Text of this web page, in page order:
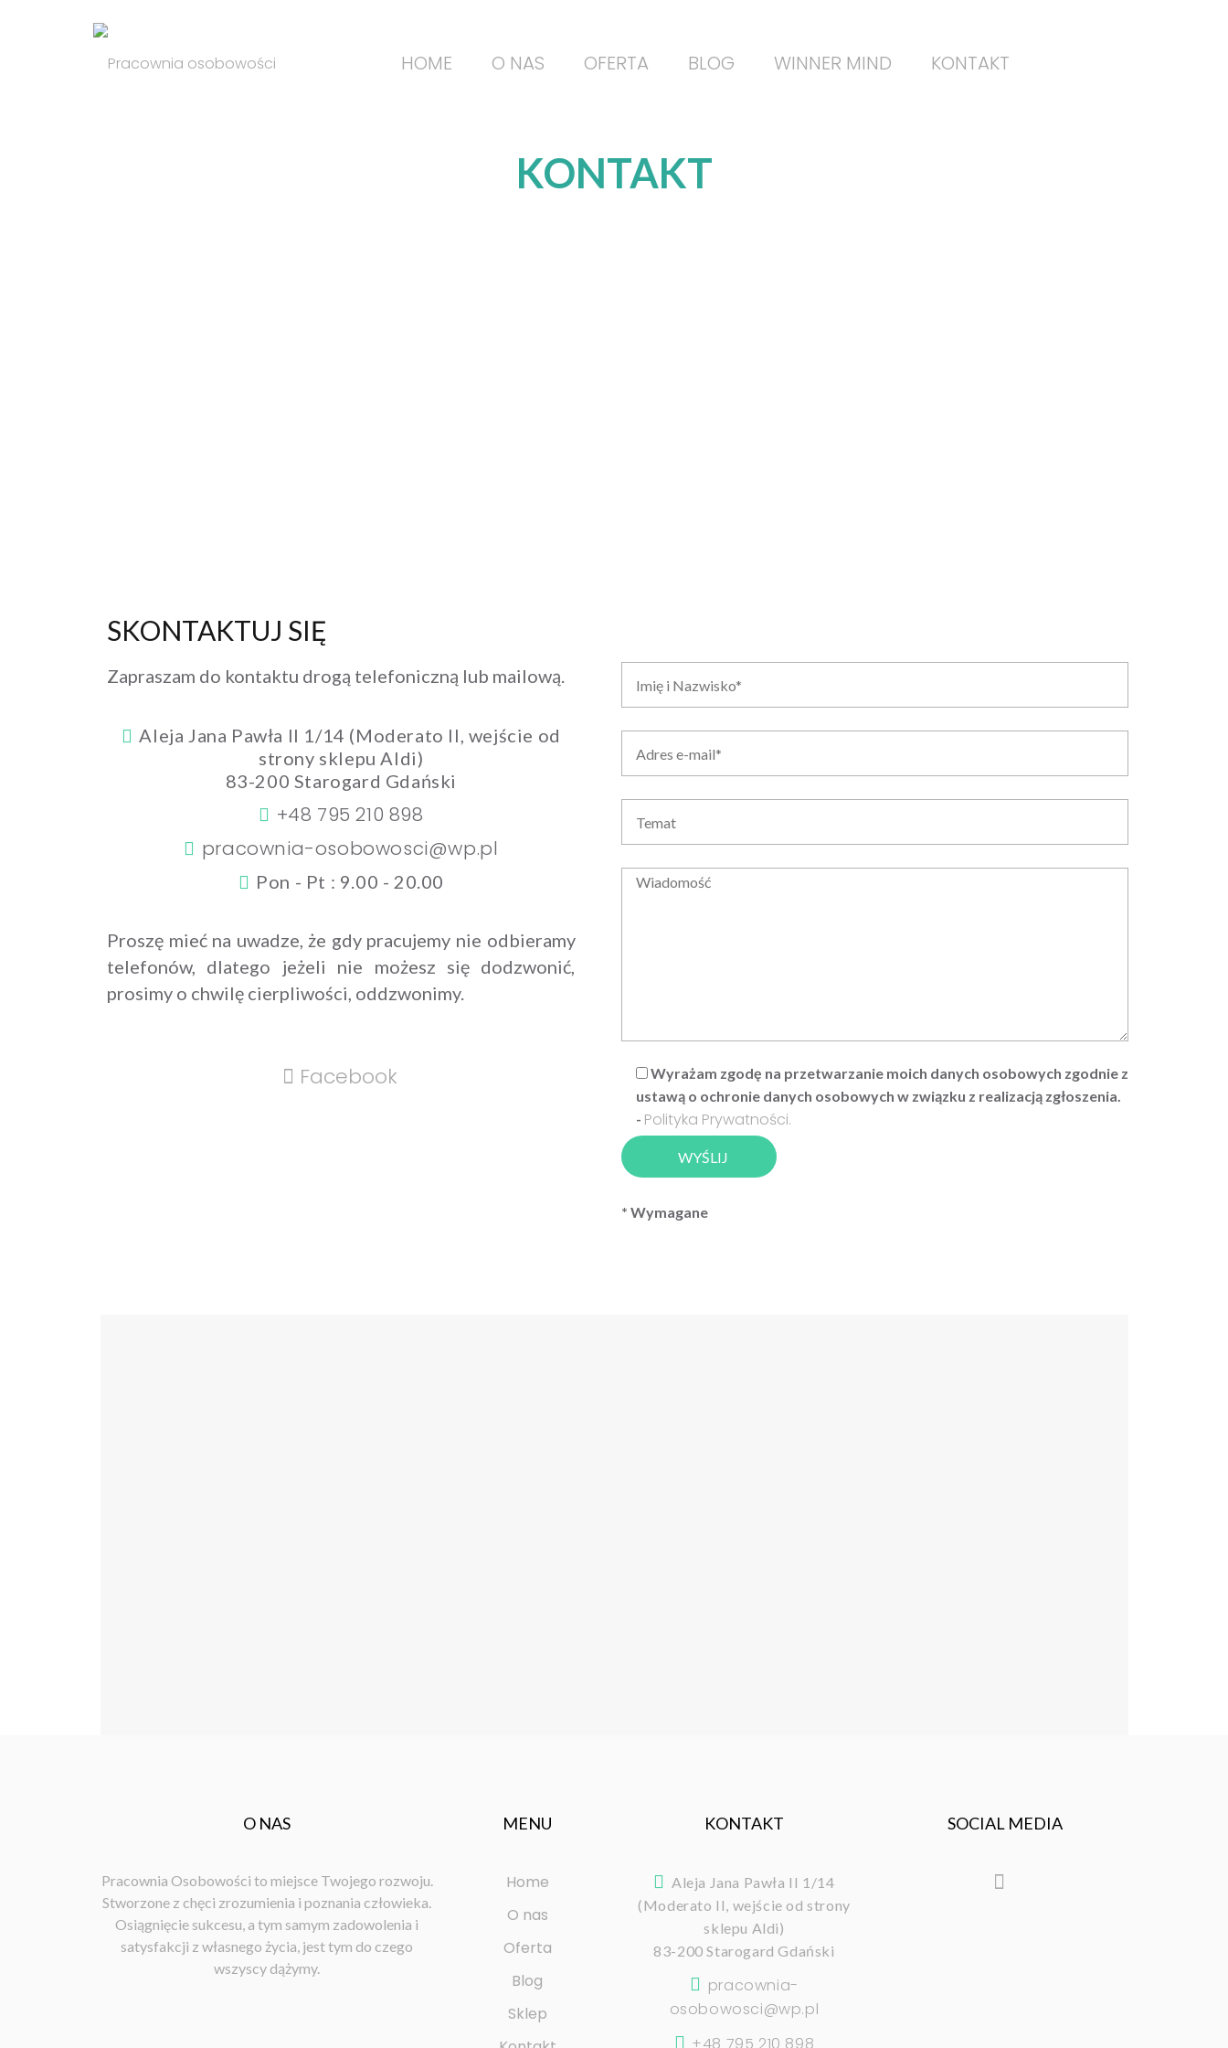
HOME O NAS OFERTA BLOG WINNER MIND KONTAKT
KONTAKT
SKONTAKTUJ SIĘ
Zapraszam do kontaktu drogą telefoniczną lub mailową.
Aleja Jana Pawła II 1/14 (Moderato II, wejście od
strony sklepu Aldi)
83-200 Starogard Gdański
+48 795 210 898
pracownia-osobowosci@wp.pl
Pon - Pt : 9.00 - 20.00
Proszę mieć na uwadze, że gdy pracujemy nie odbieramy
telefonów, dlatego jeżeli nie możesz się dodzwonić,
prosimy o chwilę cierpliwości, oddzwonimy.
Facebook
Wyrażam zgodę na przetwarzanie moich danych osobowych zgodnie z
ustawą o ochronie danych osobowych w związku z realizacją zgłoszenia.
- Polityka Prywatności.
* Wymagane
O NAS
Pracownia Osobowości to miejsce Twojego rozwoju.
Stworzone z chęci zrozumienia i poznania człowieka.
Osiągnięcie sukcesu, a tym samym zadowolenia i
satysfakcji z własnego życia, jest tym do czego
wszyscy dążymy.
MENU
Home
O nas
Oferta
Blog
Sklep
KONTAKT
Aleja Jana Pawła II 1/14
(Moderato II, wejście od strony
sklepu Aldi)
83-200 Starogard Gdański
pracownia-
osobowosci@wp.pl
SOCIAL MEDIA